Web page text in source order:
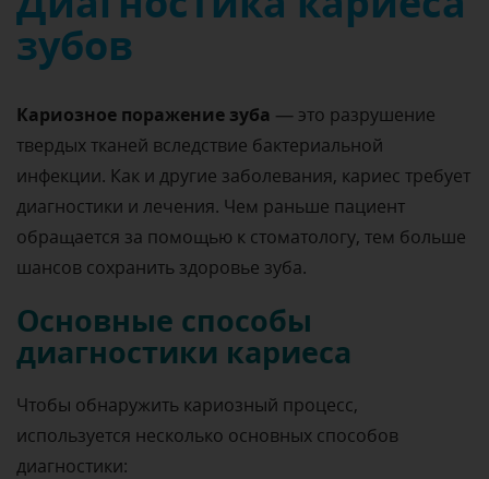
зубов
Кариозное поражение зуба — это разрушение
твердых тканей вследствие бактериальной
инфекции. Как и другие заболевания, кариес требует
диагностики и лечения. Чем раньше пациент
обращается за помощью к стоматологу, тем больше
шансов сохранить здоровье зуба.
Основные способы
диагностики кариеса
Чтобы обнаружить кариозный процесс,
используется несколько основных способов
диагностики: